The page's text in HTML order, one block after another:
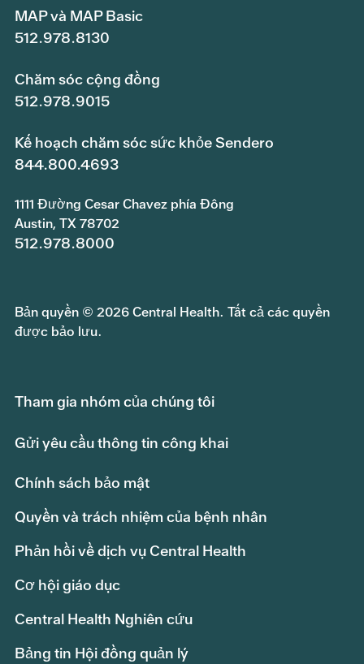
MAP và MAP Basic
512.978.8130
Chăm sóc cộng đồng
512.978.9015
Kế hoạch chăm sóc sức khỏe Sendero
844.800.4693
1111 Đường Cesar Chavez phía Đông
Austin, TX 78702
512.978.8000
Bản quyền © 2026 Central Health. Tất cả các quyền
được bảo lưu.
Tham gia nhóm của chúng tôi
Gửi yêu cầu thông tin công khai
Chính sách bảo mật
Quyền và trách nhiệm của bệnh nhân
Phản hồi về dịch vụ Central Health
Cơ hội giáo dục
Central Health Nghiên cứu
Bảng tin Hội đồng quản lý